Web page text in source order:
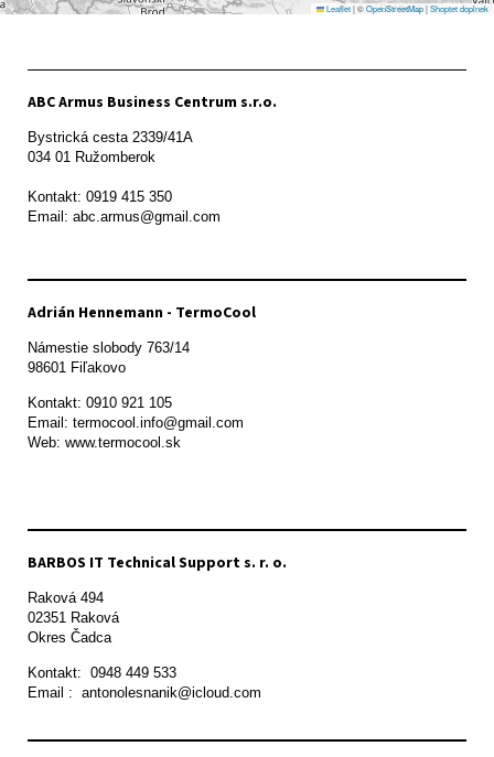
Leaflet|©OpenStreetMap|Shoptet doplnek
ABC Armus Business Centrum s.r.o.
Bystrická cesta 2339/41A
034 01 Ružomberok
Kontakt: 0919 415 350
Adrián Hennemann - TermoCool
Námestie slobody 763/14
98601 Fiľakovo
Kontakt: 0910 921 105
Email: termocool.info@gmail.com
Web: www.termocool.sk
BARBOS IT Technical Support s. r. o.
Raková 494
02351 Raková
Okres Čadca
Kontakt:  0948 449 533
Email :  antonolesnanik@icloud.com